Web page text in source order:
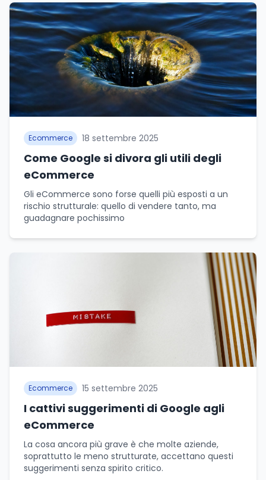
Ecommerce 18 settembre 2025
Come Google si divora gli utili degli
eCommerce
Gli eCommerce sono forse quelli più esposti a un
rischio strutturale: quello di vendere tanto, ma
guadagnare pochissimo
Ecommerce 15 settembre 2025
I cattivi suggerimenti di Google agli
eCommerce
La cosa ancora più grave è che molte aziende,
soprattutto le meno strutturate, accettano questi
suggerimenti senza spirito critico.